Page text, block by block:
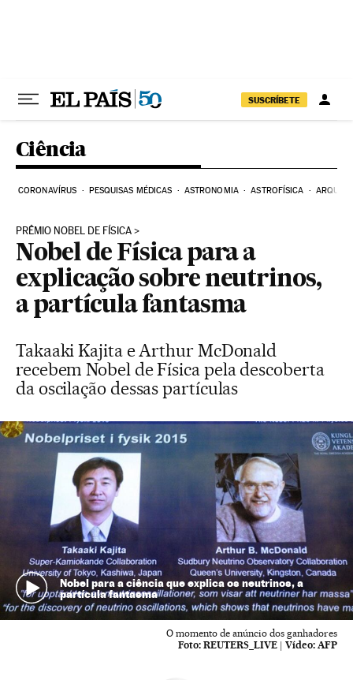
SUSCRÍBETE
Ciência
CORONAVÍRUS PESQUISAS MÉDICAS ASTRONOMIA ASTROFÍSICA
PRÊMIO NOBEL DE FÍSICA
Nobel de Física para a
explicação sobre neutrinos,
a partícula fantasma
Takaaki Kajita e Arthur McDonald
recebem Nobel de Física pela descoberta
da oscilação dessas partículas
Nobel para a ciência que explica os neutrinos, a
partícula fantasma
O momento de anúncio dos ganhadores
Foto: REUTERS_LIVE | Vídeo: AFP